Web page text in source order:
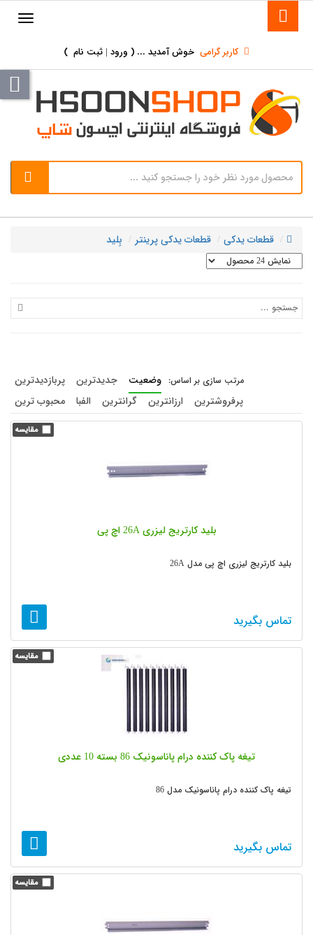
کاربر گرامی خوش آمدید ... ( ورود | ثبت نام )
قطعات یدکی قطعات یدکی پرینتر بِلید
وضعیت جدیدترین
پربازدیدترین
پرفروشترین
ارزانترین گرانترین الفبا محبوب ترین
بلید کارتریج لیزری 26A اچ پی
بلید کارتریج لیزری اچ پی مدل 26A
تماس بگیرید
تیغه پاک کننده درام پاناسونیک 86 بسته 10 عددی
تیغه پاک کننده درام پاناسونیک مدل 86
تماس بگیرید